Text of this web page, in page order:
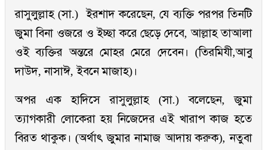
রাসুলুল্লাহ (সা.) ইরশাদ করেছেন, যে ব্যক্তি পরপর তিনটি
জুমা বিনা ওজরে ও ইচ্ছা করে ছেড়ে দেবে, আল্লাহ তাআলা
ওই ব্যক্তির অন্তরে মোহর মেরে দেবেন। (তিরমিযী,আবু
দাউদ, নাসাঈ, ইবনে মাজাহ)।
অপর এক হাদিসে রাসুলুল্লাহ (সা.) বলেছেন, জুমা
ত্যাগকারী লোকেরা হয় নিজেদের এই খারাপ কাজ হতে
বিরত থাকুক। (অর্থাৎ জুমার নামাজ আদায় করুক), নতুবা